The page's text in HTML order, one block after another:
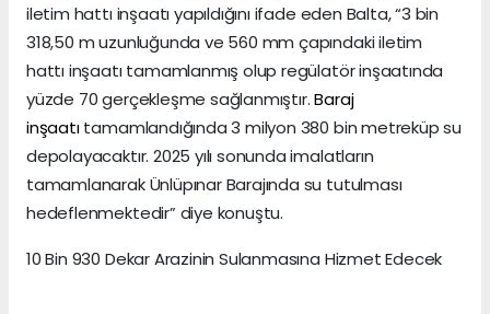
iletim hattı inşaatı yapıldığını ifade eden Balta, “3 bin
318,50 m uzunluğunda ve 560 mm çapındaki iletim
hattı inşaatı tamamlanmış olup regülatör inşaatında
yüzde 70 gerçekleşme sağlanmıştır.Baraj
inşaatıtamamlandığında 3 milyon 380 bin metreküp su
depolayacaktır. 2025 yılı sonunda imalatların
tamamlanarak Ünlüpınar Barajında su tutulması
hedeflenmektedir” diye konuştu.
10 Bin 930 Dekar Arazinin Sulanmasına Hizmet Edecek